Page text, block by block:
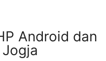
Android dan